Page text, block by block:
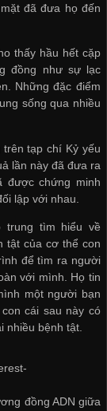
đã đưa họ đến
thấy hầu hết cặp
đồng như sự lạc
Những đặc điểm
sống qua nhiều
tạp chí Kỷ yếu
lần này đã đưa ra
được chứng minh
lập với nhau.
trung tìm hiểu về
tật của cơ thể con
để tìm ra người
với mình. Họ tin
một người bạn
cái sau này có
nhiều bệnh tật.
đồng ADN giữa